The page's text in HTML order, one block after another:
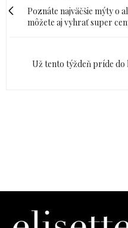
Poznáte najväčšie mýty o
môžete aj vyhrať super
Už tento týždeň príde do